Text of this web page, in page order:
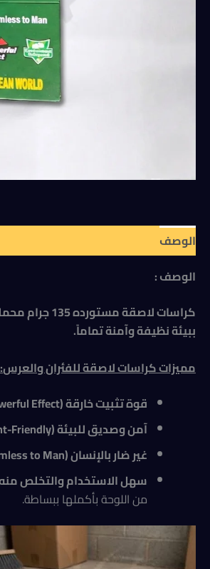
الوصف
الوصف :
كراسات
ببيئة نظيفة وآمنة تماماً.
مميزات كراسات لاصقة للفئران والعرس:
قوة تثبيت خارقة (Powerful Effect):
آمن وصديق للبيئة (Environment-Friendly):
غير ضار بالإنسان (Harmless to Man):
سهل الاستخدام والتخلص
من اللوحة بأكملها ببساطة.